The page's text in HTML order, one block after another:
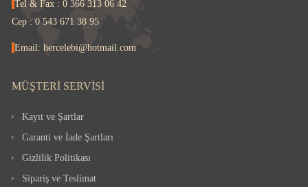
Tel & Fax : 0 366 313 06 42
Cep : 0 543 671 38 95
Email: hercelebi@hotmail.com
MÜŞTERI SERVISI
Kayıt ve Şartlar
Garanti ve İade Şartları
Gizlilik Politikası
Sipariş ve Teslimat